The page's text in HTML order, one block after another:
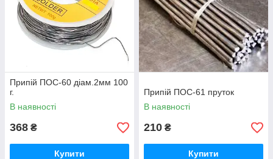
Припій ПОС-60 діам.2мм 100
г.
В наявності
368 ₴
Купити
Припій ПОС-61 пруток
В наявності
210 ₴
Купити